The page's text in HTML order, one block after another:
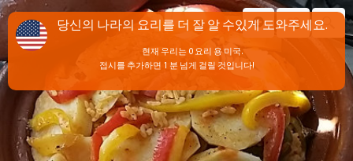
당신의 나라의 요리를 더 잘 알 수있게 도와주세요.
현재 우리는 0 요리 용 미국.
접시를 추가하면 1 분 넘게 걸릴 것입니다!